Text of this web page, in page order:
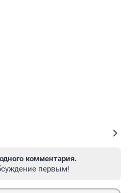
комментария.
первым!